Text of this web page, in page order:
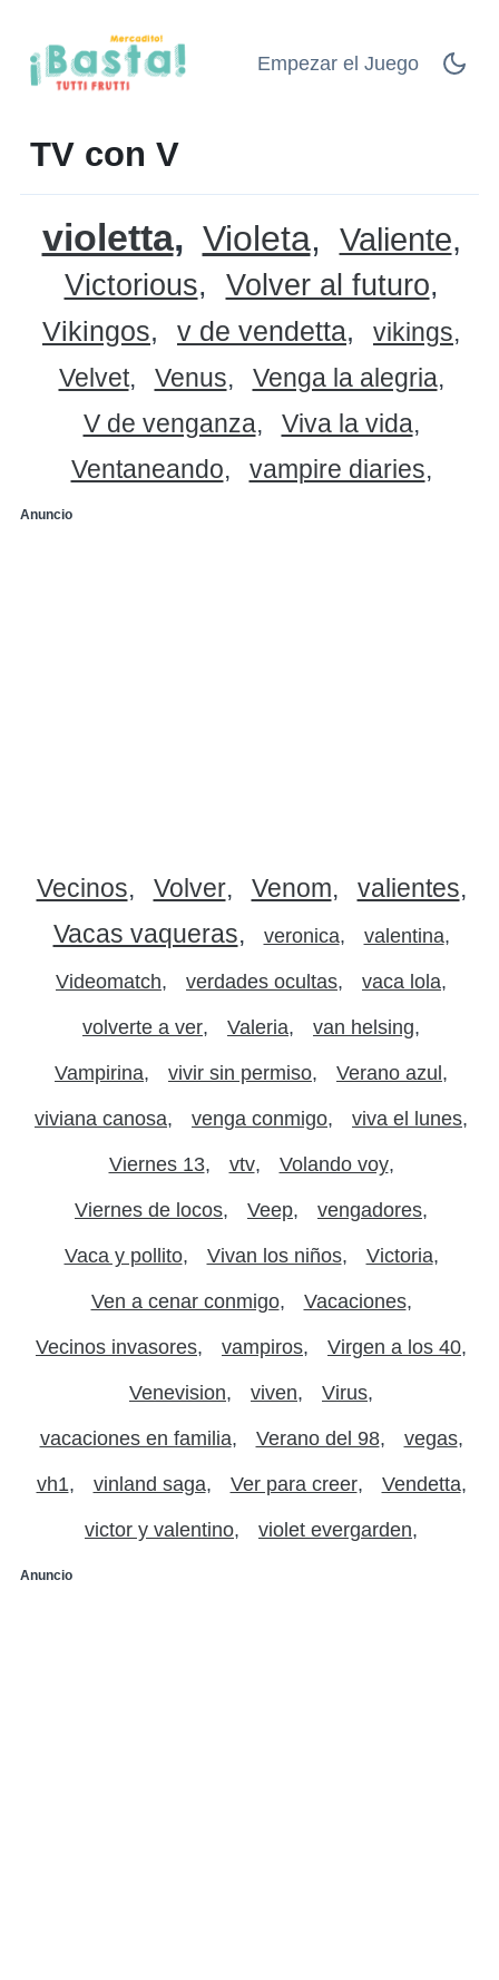
Empezar el Juego
TV con V
violetta Violeta Valiente
Victorious Volver al futuro
Vikingos v de vendetta
vikings
Velvet
Venus
Venga la alegria
V de venganza
Viva la vida
Ventaneando
vampire diaries
Anuncio
Vecinos Volver Venom
valientes
Vacas vaqueras
veronica valentina
Videomatch verdades ocultas vaca lola
volverte a ver Valeria van helsing
Vampirina vivir sin permiso Verano azul
viviana canosa venga conmigo viva el lunes
Viernes 13 vtv Volando voy
Viernes de locos Veep vengadores
Vaca y pollito Vivan los niños Victoria
Ven a cenar conmigo Vacaciones
Vecinos invasores vampiros Virgen a los 40
Venevision viven Virus
vacaciones en familia Verano del 98 vegas
vh1 vinland saga Ver para creer Vendetta
victor y valentino violet evergarden
Anuncio